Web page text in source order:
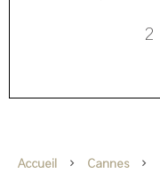
2
Accueil Cannes